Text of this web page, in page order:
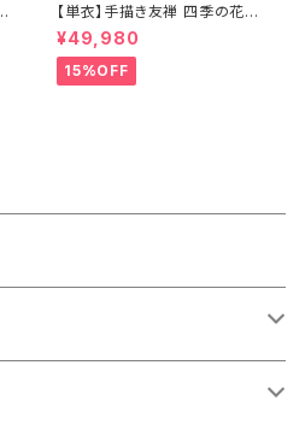
【単衣】手描き友禅 四季の花々
正絹 訪問着 水色 黄緑 白 パス
テルカラー 1431
¥49,980
15%OFF